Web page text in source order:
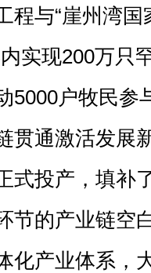
程与“崖州湾
实现200万只
5000户牧民参
贯通激活发展
式投产，填补
节的产业链空
化产业体系，